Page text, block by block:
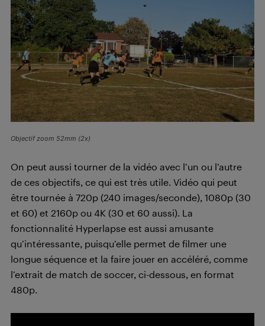
Objectif zoom 52mm (2x)
On peut aussi tourner de la vidéo avec l’un ou l’autre
de ces objectifs, ce qui est très utile. Vidéo qui peut
être tournée à 720p (240 images/seconde), 1080p (30
et 60) et 2160p ou 4K (30 et 60 aussi). La
fonctionnalité Hyperlapse est aussi amusante
qu’intéressante, puisqu’elle permet de filmer une
longue séquence et la faire jouer en accéléré, comme
l’extrait de match de soccer, ci-dessous, en format
480p.